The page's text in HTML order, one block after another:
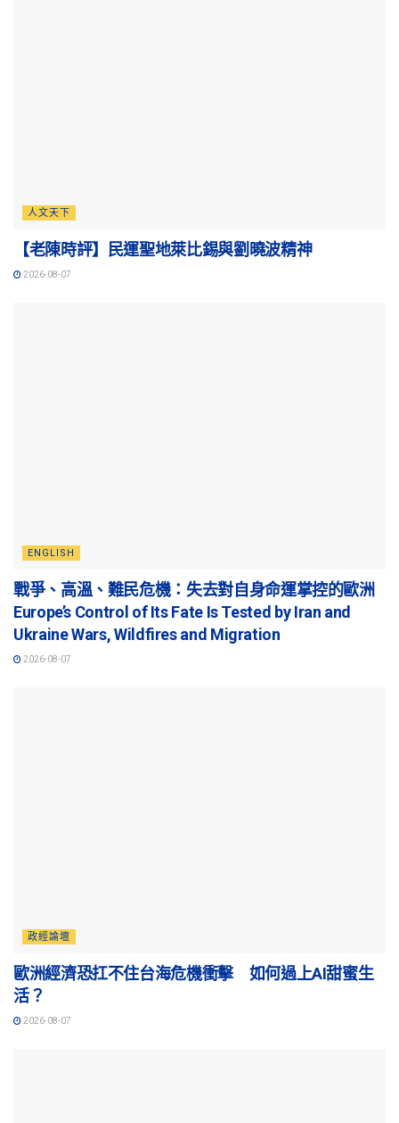
人文天下
【老陳時評】民運聖地萊比錫與劉曉波精神
2026-08-07
ENGLISH
戰爭、高溫、難民危機：失去對自身命運掌控的歐洲
Europe’s Control of Its Fate Is Tested by Iran and
Ukraine Wars, Wildfires and Migration
2026-08-07
政經論壇
歐洲經濟恐扛不住台海危機衝擊 如何過上AI甜蜜生
活？
2026-08-07